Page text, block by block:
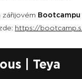
zářijovém Bootcampu
https://
| Teya